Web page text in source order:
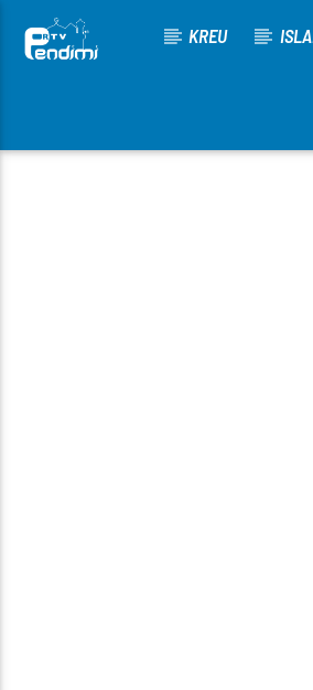
KREU
[There are no radio stations in the